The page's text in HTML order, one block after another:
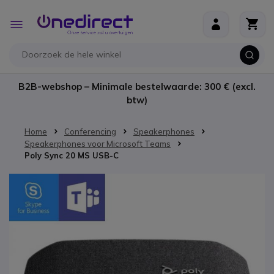
Toggle
Nav
B2B-webshop – Minimale bestelwaarde: 300 € (excl.
btw)
Home Conferencing
Speakerphones
Speakerphones voor Microsoft Teams
Poly Sync 20 MS USB-C
Ga naar het einde van de afbeeldingen-gallerij